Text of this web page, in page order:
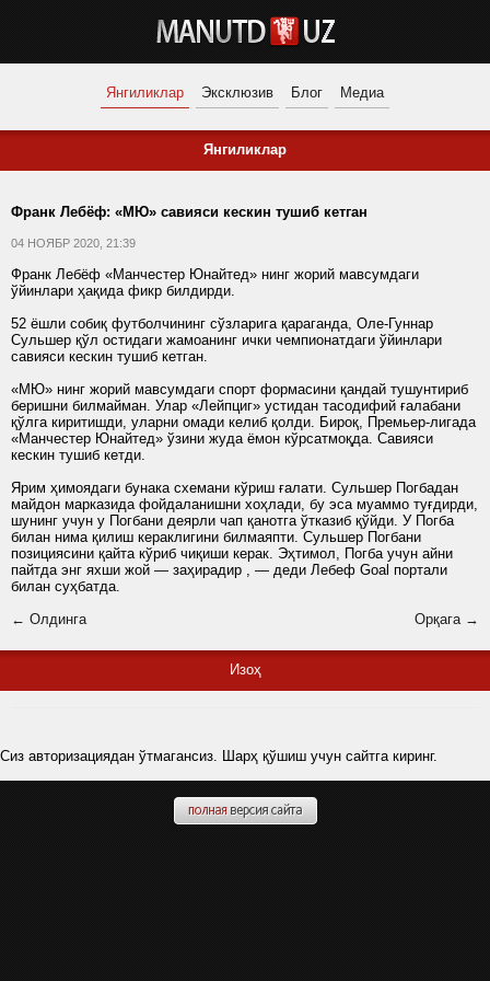
Янгиликлар Эксклюзив Блог Медиа
Янгиликлар
Франк Лебёф: «МЮ» савияси кескин тушиб кетган
04 НОЯБР 2020, 21:39
Франк Лебёф «Манчестер Юнайтед» нинг жорий мавсумдаги
ўйинлари ҳақида фикр билдирди.
52 ёшли собиқ футболчининг сўзларига қараганда, Оле-Гуннар
Сульшер қўл остидаги жамоанинг ички чемпионатдаги ўйинлари
савияси кескин тушиб кетган.
«МЮ» нинг жорий мавсумдаги спорт формасини қандай тушунтириб
беришни билмайман. Улар «Лейпциг» устидан тасодифий ғалабани
қўлга киритишди, уларни омади келиб қолди. Бироқ, Премьер-лигада
«Манчестер Юнайтед» ўзини жуда ёмон кўрсатмоқда. Савияси
кескин тушиб кетди.
Ярим ҳимоядаги бунака схемани кўриш ғалати. Сульшер Погбадан
майдон марказида фойдаланишни хоҳлади, бу эса муаммо туғдирди,
шунинг учун у Погбани деярли чап қанотга ўтказиб қўйди. У Погба
билан нима қилиш кераклигини билмаяпти. Сульшер Погбани
позициясини қайта кўриб чиқиши керак. Эҳтимол, Погба учун айни
пайтда энг яхши жой — заҳирадир , — деди Лебеф Goal портали
билан суҳбатда.
← Олдинга
Орқага →
Изоҳ
Сиз авторизациядан ўтмагансиз. Шарҳ қўшиш учун сайтга киринг.